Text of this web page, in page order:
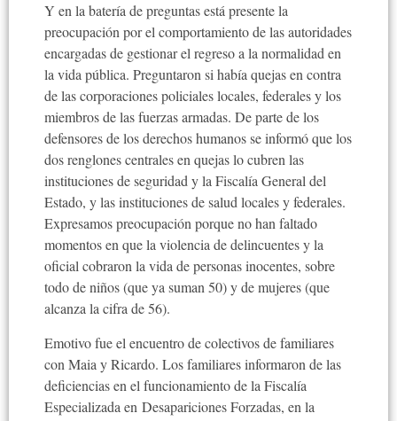
Y en la batería de preguntas está presente la
preocupación por el comportamiento de las autoridades
encargadas de gestionar el regreso a la normalidad en
la vida pública. Preguntaron si había quejas en contra
de las corporaciones policiales locales, federales y los
miembros de las fuerzas armadas. De parte de los
defensores de los derechos humanos se informó que los
dos renglones centrales en quejas lo cubren las
instituciones de seguridad y la Fiscalía General del
Estado, y las instituciones de salud locales y federales.
Expresamos preocupación porque no han faltado
momentos en que la violencia de delincuentes y la
oficial cobraron la vida de personas inocentes, sobre
todo de niños (que ya suman 50) y de mujeres (que
alcanza la cifra de 56).
Emotivo fue el encuentro de colectivos de familiares
con Maia y Ricardo. Los familiares informaron de las
deficiencias en el funcionamiento de la Fiscalía
Especializada en Desapariciones Forzadas, en la